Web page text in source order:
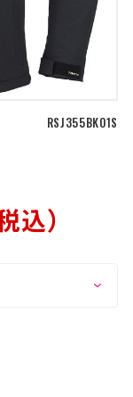
利用規約
RSJ355BK01S
込）